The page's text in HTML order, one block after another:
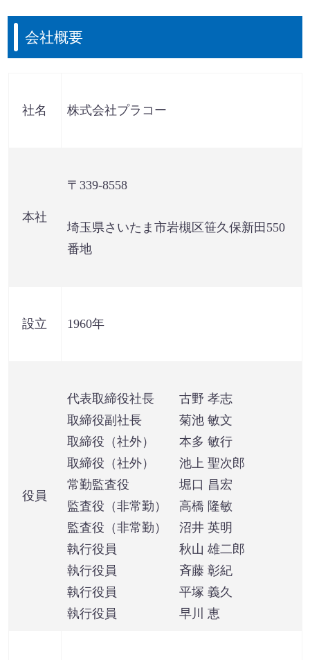
会社概要
社名 株式会社プラコー
本社
〒339-8558
埼玉県さいたま市岩槻区笹久保新田550
番地
設立 1960年
役員
代表取締役社長 古野 孝志
取締役副社長 菊池 敏文
取締役（社外） 本多 敏行
取締役（社外） 池上 聖次郎
常勤監査役 堀口 昌宏
監査役（非常勤） 高橋 隆敏
監査役（非常勤） 沼井 英明
執行役員 秋山 雄二郎
執行役員 斉藤 彰紀
執行役員 平塚 義久
執行役員 早川 恵